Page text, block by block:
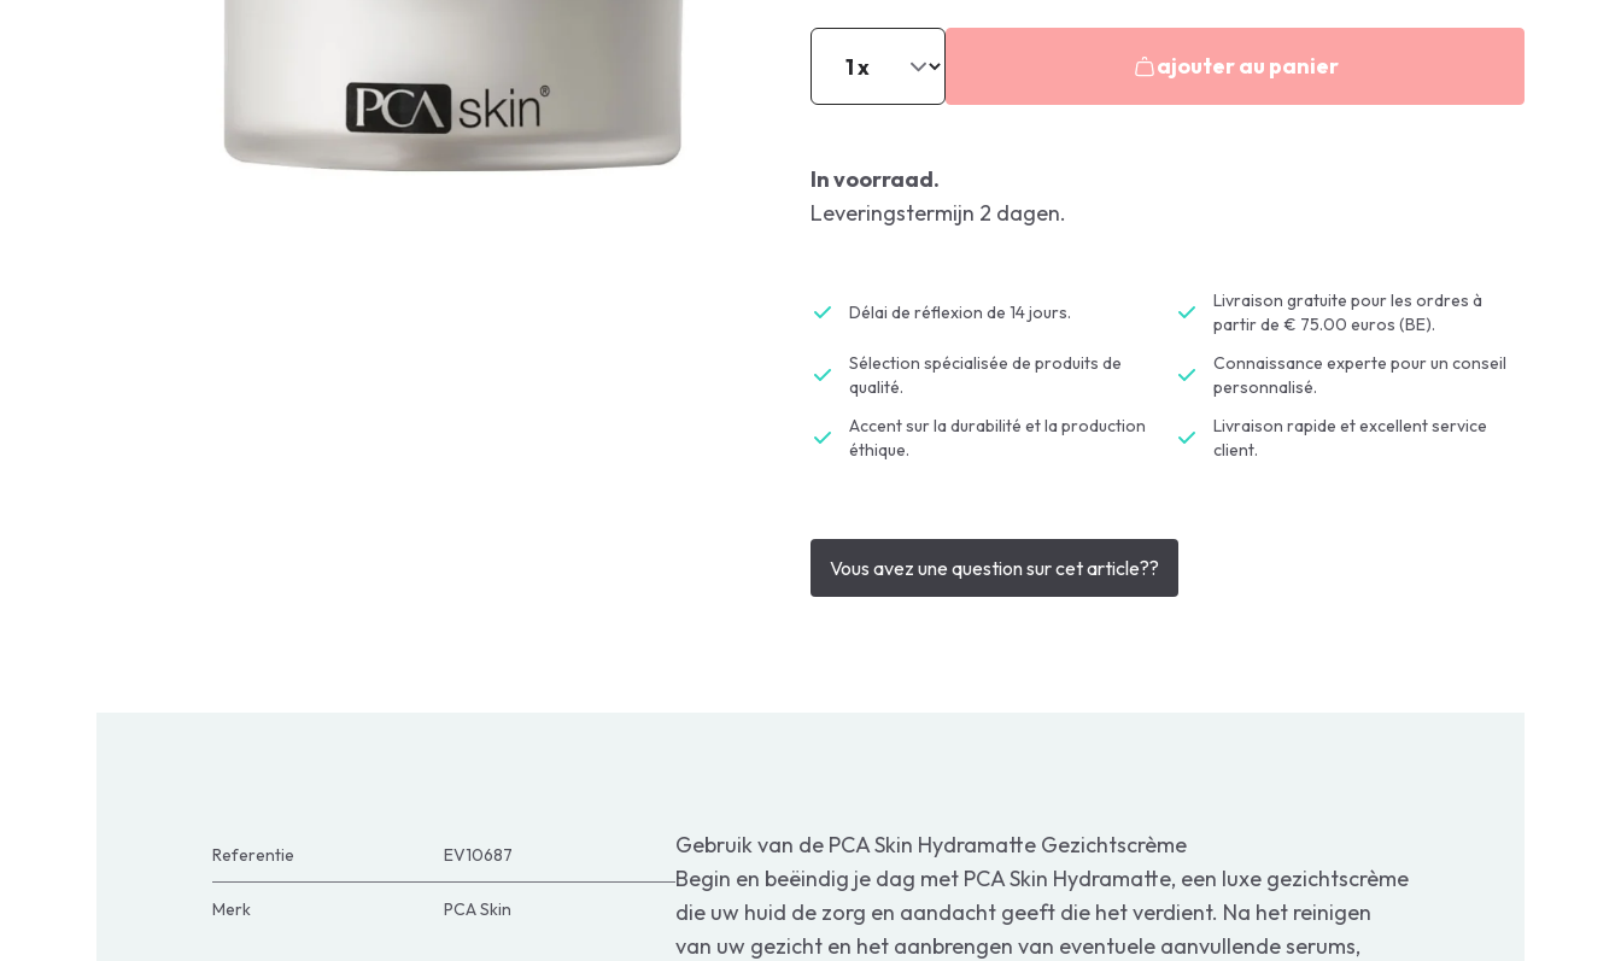
ajouter au panier
In voorraad.
Leveringstermijn 2 dagen.
Délai de réflexion de 14 jours.
Livraison gratuite pour les ordres à
partir de € 75.00 euros (BE).
Sélection spécialisée de produits de
qualité.
Connaissance experte pour un conseil
personnalisé.
Accent sur la durabilité et la production
éthique.
Livraison rapide et excellent service
client.
Vous avez une question sur cet article??
Referentie EV10687
Merk PCA Skin
Gebruik van de PCA Skin Hydramatte Gezichtscrème
Begin en beëindig je dag met PCA Skin Hydramatte, een luxe gezichtscrème
die uw huid de zorg en aandacht geeft die het verdient. Na het reinigen
van uw gezicht en het aanbrengen van eventuele aanvullende serums,